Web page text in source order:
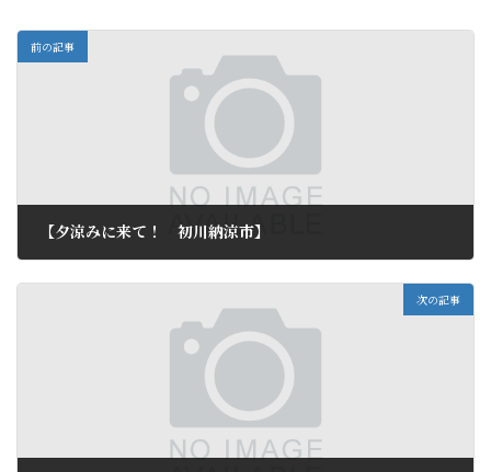
前の記事
【夕涼みに来て！ 初川納涼市】
次の記事